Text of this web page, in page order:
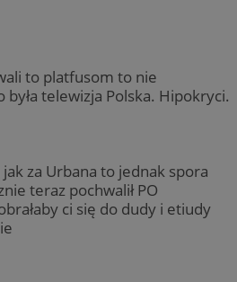
to platfusom to nie
była telewizja Polska. Hipokryci.
jak za Urbana to jednak spora
teraz pochwalił PO
ci się do dudy i etiudy